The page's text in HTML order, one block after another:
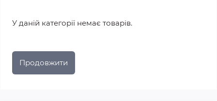
У даній категорії немає товарів.
Продовжити